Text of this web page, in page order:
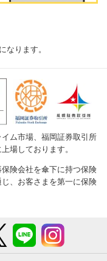
なります。
ム市場、福岡証券取引所
場しております。
険会社を傘下に持つ保険
、お客さまを第一に保険